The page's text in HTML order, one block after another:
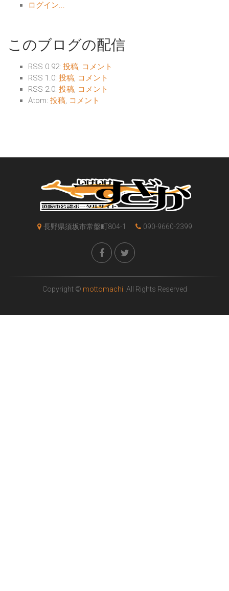
ログイン...
このブログの配信
RSS 0.92: 投稿, コメント
RSS 1.0: 投稿, コメント
RSS 2.0: 投稿, コメント
Atom: 投稿, コメント
長野県須坂市常盤町804-1 090-9660-2399
Copyright © mottomachi. All Rights Reserved